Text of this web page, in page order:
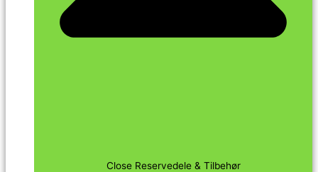
Close Reservedele & Tilbehør